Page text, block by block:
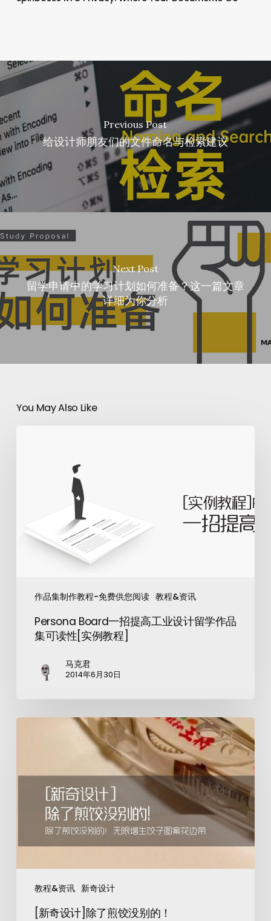
Previous Post
给设计师朋友们的文件命名与检索建议
Next Post
留学申请中的学习计划如何准备？这一篇文章
详细为你分析
You May Also Like
作品集制作教程-免费供您阅读 教程&资讯
Persona Board一招提高工业设计留学作品
集可读性[实例教程]
马克君
2014年6月30日
教程&资讯 新奇设计
[新奇设计]除了煎饺没别的！